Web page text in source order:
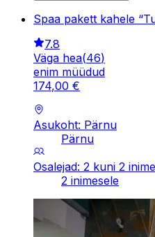
Spaa pakett kahele
7.8
Väga hea(46)
enim müüdud
174,00 €
Asukoht: Pärnu
Pärnu
Osalejad: 2 kuni 2
2 inimesele